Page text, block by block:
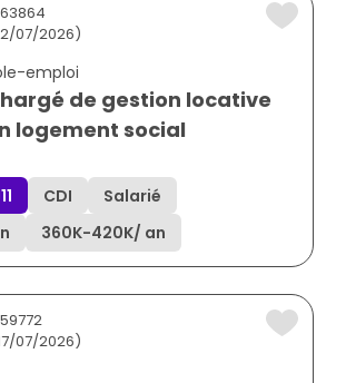
07/2026)
emploi
de gestion locative
logement social
CDI
Salarié
360K-420K/ an
07/2026)